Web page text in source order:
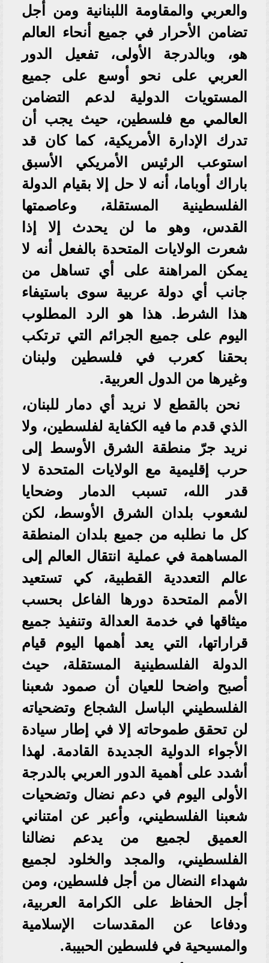
والعربي والمقاومة اللبنانية ومن أجل
تضامن الأحرار في جميع أنحاء العالم
هو، وبالدرجة الأولى، تفعيل الدور
العربي على نحو أوسع على جميع
المستويات الدولية لدعم التضامن
العالمي مع فلسطين، حيث يجب أن
تدرك الإدارة الأمريكية، كما كان قد
استوعب الرئيس الأمريكي الأسبق
باراك أوباما، أنه لا حل إلا بقيام الدولة
الفلسطينية المستقلة، وعاصمتها
القدس، وهو ما لن يحدث إلا إذا
شعرت الولايات المتحدة بالفعل أنه لا
يمكن المراهنة على أي تساهل من
جانب أي دولة عربية سوى باستيفاء
هذا الشرط. هذا هو الرد المطلوب
اليوم على جميع الجرائم التي ترتكب
بحقنا كعرب في فلسطين ولبنان
وغيرها من الدول العربية.
نحن بالقطع لا نريد أي دمار للبنان،
الذي قدم ما فيه الكفاية لفلسطين، ولا
نريد جرّ منطقة الشرق الأوسط إلى
حرب إقليمية مع الولايات المتحدة لا
قدر الله، تسبب الدمار وضحايا
لشعوب بلدان الشرق الأوسط، لكن
كل ما نطلبه من جميع بلدان المنطقة
المساهمة في عملية انتقال العالم إلى
عالم التعددية القطبية، كي تستعيد
الأمم المتحدة دورها الفاعل بحسب
ميثاقها في خدمة العدالة وتنفيذ جميع
قراراتها، التي يعد أهمها اليوم قيام
الدولة الفلسطينية المستقلة، حيث
أصبح واضحا للعيان أن صمود شعبنا
الفلسطيني الباسل الشجاع وتضحياته
لن تحقق طموحاته إلا في إطار سيادة
الأجواء الدولية الجديدة القادمة. لهذا
أشدد على أهمية الدور العربي بالدرجة
الأولى اليوم في دعم نضال وتضحيات
شعبنا الفلسطيني، وأعبر عن امتناني
العميق لجميع من يدعم نضالنا
الفلسطيني، والمجد والخلود لجميع
شهداء النضال من أجل فلسطين، ومن
أجل الحفاظ على الكرامة العربية،
ودفاعا عن المقدسات الإسلامية
والمسيحية في فلسطين الحبيبة.